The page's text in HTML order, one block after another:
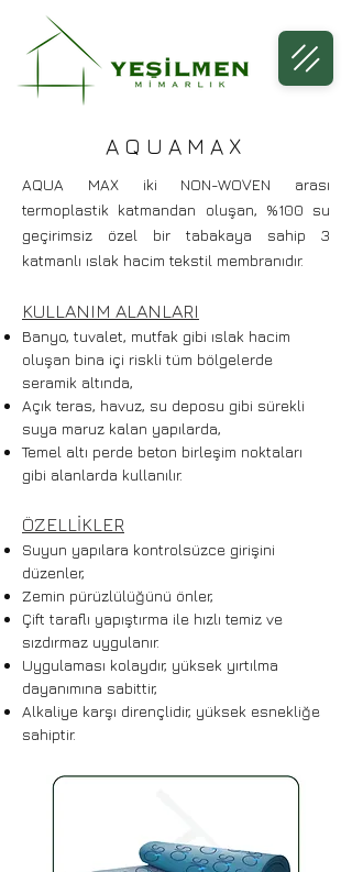
AQUAMAX
AQUA MAX iki NON-WOVEN arası
termoplastik katmandan oluşan, %100 su
geçirimsiz özel bir tabakaya sahip 3
katmanlı ıslak hacim tekstil membranıdır.
KULLANIM ALANLARI
Banyo, tuvalet, mutfak gibi ıslak hacim
oluşan bina içi riskli tüm bölgelerde
seramik altında,
Açık teras, havuz, su deposu gibi sürekli
suya maruz kalan yapılarda,
Temel altı perde beton birleşim noktaları
gibi alanlarda kullanılır.
ÖZELLİKLER
Suyun yapılara kontrolsüzce girişini
düzenler,
Zemin pürüzlülüğünü önler,
Çift taraflı yapıştırma ile hızlı temiz ve
sızdırmaz uygulanır.
Uygulaması kolaydır, yüksek yırtılma
dayanımına sabittir,
Alkaliye karşı dirençlidir, yüksek esnekliğe
sahiptir.